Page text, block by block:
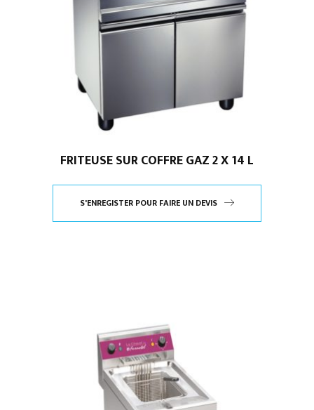
FRITEUSE SUR COFFRE GAZ 2 X 14 L
S'ENREGISTER POUR FAIRE UN DEVIS